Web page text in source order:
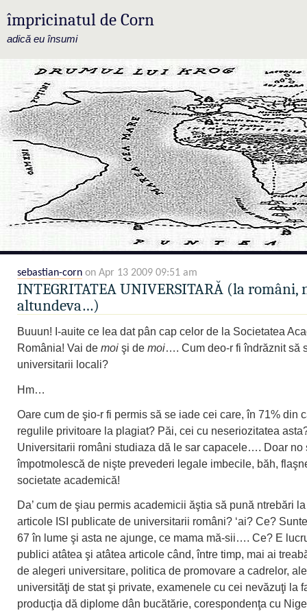
împricinatul de Corn
adică eu însumi
sebastian-corn on Apr 13 2009 09:51 am
INTEGRITATEA UNIVERSITARĂ (la români,
altundeva…)
Buuun! I-auite ce lea dat pân cap celor de la Societatea
România! Vai de moi şi de moi…. Cum deo-r fi îndrăznit să
universitarii locali?
Hm…
Oare cum de şio-r fi permis să se iade cei care, în 71% din
regulile privitoare la plagiat? Păi, cei cu neseriozitatea
Universitarii români studiaza dă le sar capacele…. Doar no
împotmolescă de nişte prevederi legale imbecile, băh,
societate academică!
Da’ cum de şiau permis academicii ăştia să pună ntrebări
articole ISI publicate de universitarii români? ‘ai? Ce?
67 în lume şi asta ne ajunge, ce mama mă-sii…. Ce? E
publici atâtea şi atâtea articole când, între timp, mai ai
de alegeri universitare, politica de promovare a cadrelor,
universităţi de stat şi private, examenele cu cei nevăzuţi la
producţia dă diplome dân bucătărie, corespondenţa cu